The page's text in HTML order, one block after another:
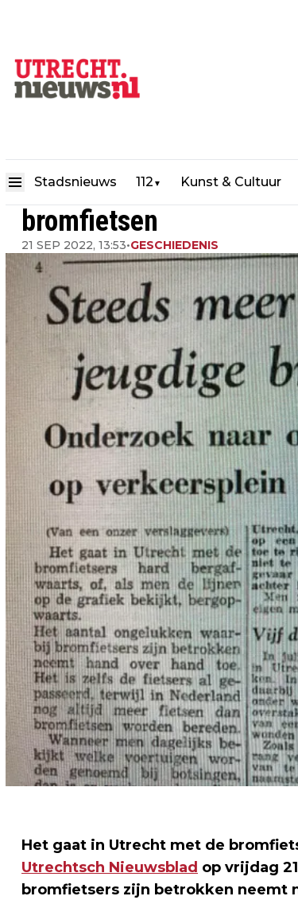
Stadsnieuws 112 ▼ Kunst & Cultuur
Utrecht 60 jaar terug:
bromfietsen
21 SEP 2022, 13:53•GESCHIEDENIS
Het gaat in Utrecht met de
Utrechtsch Nieuwsblad op vrijdag
bromfietsers zijn betrokken neemt